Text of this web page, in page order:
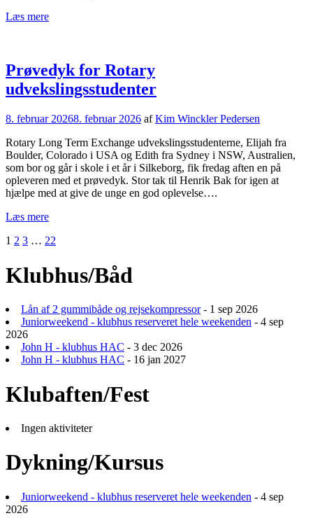
Læs mere
Prøvedyk for Rotary
udvekslingsstudenter
8. februar 20268. februar 2026 afKim Winckler Pedersen
Rotary Long Term Exchange udvekslingsstudenterne, Elijah fra
Boulder, Colorado i USA og Edith fra Sydney i NSW, Australien,
som bor og går i skole i et år i Silkeborg, fik fredag aften en på
opleveren med et prøvedyk. Stor tak til Henrik Bak for igen at
hjælpe med at give de unge en god oplevelse….
Læs mere
Indlægsinddeling
1 2 3 … 22
Klubhus/Båd
Lån af 2 gummibåde og rejsekompressor- 1 sep 2026
Juniorweekend - klubhus reserveret hele weekenden - 4 sep
2026
John H - klubhus HAC - 3 dec 2026
John H - klubhus HAC - 16 jan 2027
Klubaften/Fest
Ingen aktiviteter
Dykning/Kursus
Juniorweekend - klubhus reserveret hele weekenden - 4 sep
2026